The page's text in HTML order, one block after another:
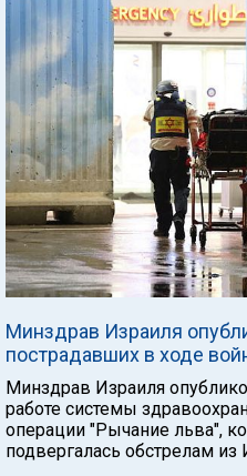
Минздрав Израиля
пострадавших в ходе
Минздрав Израиля
работе системы
операции "Рычание льва",
подвергалась обстрелам